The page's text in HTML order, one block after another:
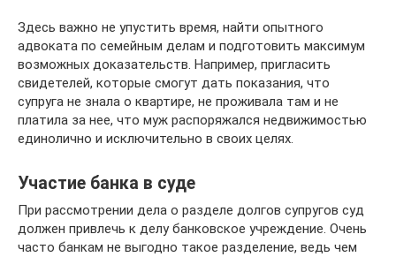
Здесь важно не упустить время, найти опытного
адвоката по семейным делам и подготовить максимум
возможных доказательств. Например, пригласить
свидетелей, которые смогут дать показания, что
супруга не знала о квартире, не проживала там и не
платила за нее, что муж распоряжался недвижимостью
единолично и исключительно в своих целях.
Участие банка в суде
При рассмотрении дела о разделе долгов супругов суд
должен привлечь к делу банковское учреждение. Очень
часто банкам не выгодно такое разделение, ведь чем